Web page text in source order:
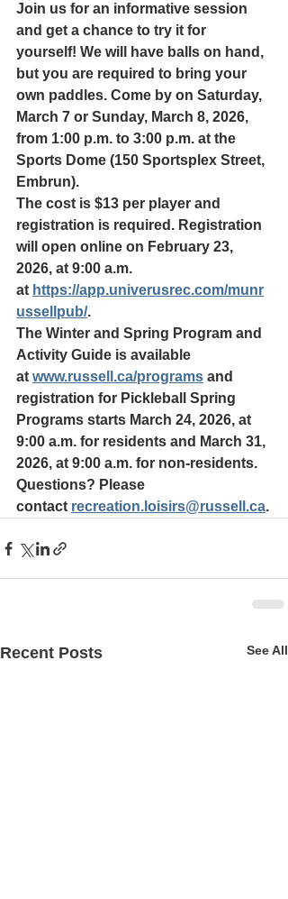
Join us for an informative session
and get a chance to try it for
yourself! We will have balls on hand,
but you are required to bring your
own paddles. Come by on Saturday,
March 7 or Sunday, March 8, 2026,
from 1:00 p.m. to 3:00 p.m. at the
Sports Dome (150 Sportsplex Street,
Embrun).
The cost is $13 per player and
registration is required. Registration
will open online on February 23,
2026, at 9:00 a.m.
at https://app.univerusrec.com/munr
ussellpub/.
The Winter and Spring Program and
Activity Guide is available
at www.russell.ca/programs and
registration for Pickleball Spring
Programs starts March 24, 2026, at
9:00 a.m. for residents and March 31,
2026, at 9:00 a.m. for non-residents.
Questions? Please
contact recreation.loisirs@russell.ca.
Recent Posts See All